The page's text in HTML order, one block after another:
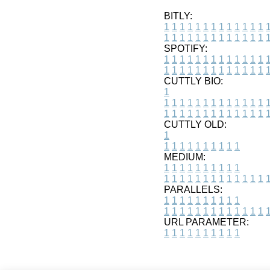
BITLY:
1 1 1 1 1 1 1 1 1 1 1 1 1 1
1 1 1 1 1 1 1 1 1 1 1 1 1 1
SPOTIFY:
1 1 1 1 1 1 1 1 1 1 1 1 1 1
1 1 1 1 1 1 1 1 1 1 1 1 1 1
CUTTLY BIO:
1
1 1 1 1 1 1 1 1 1 1 1 1 1 1
1 1 1 1 1 1 1 1 1 1 1 1 1 1
CUTTLY OLD:
1
1 1 1 1 1 1 1 1 1 1
MEDIUM:
1 1 1 1 1 1 1 1 1 1
1 1 1 1 1 1 1 1 1 1 1 1 1 1
PARALLELS:
1 1 1 1 1 1 1 1 1 1
1 1 1 1 1 1 1 1 1 1 1 1 1 1
URL PARAMETER:
1 1 1 1 1 1 1 1 1 1